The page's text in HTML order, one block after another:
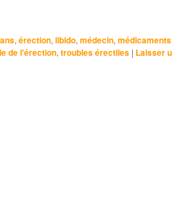
, érection, libido, médecin, médicaments,
de l'érection, troubles érectiles | Laisser